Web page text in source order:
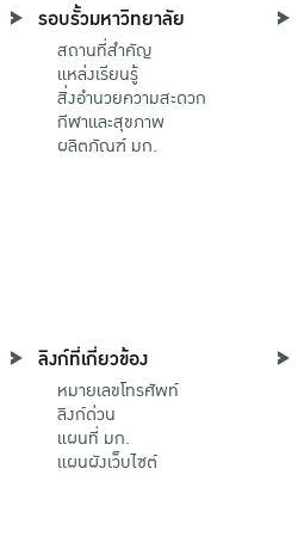
รอบรั้วมหาวิทยาลัย
สถานที่สำคัญ
แหล่งเรียนรู้
สิ่งอำนวยความสะดวก
กีฬาและสุขภาพ
ผลิตภัณฑ์ มก.
ลิงก์ที่เกี่ยวข้อง
หมายเลขโทรศัพท์
ลิงก์ด่วน
แผนที่ มก.
แผนผังเว็บไซต์